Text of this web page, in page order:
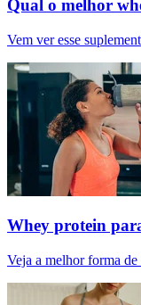
Qual o melhor
Vem ver esse
Whey protein
Veja a melhor forma de